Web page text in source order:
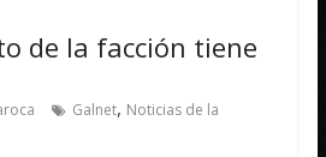
de la facción tiene
Galnet, Noticias de la